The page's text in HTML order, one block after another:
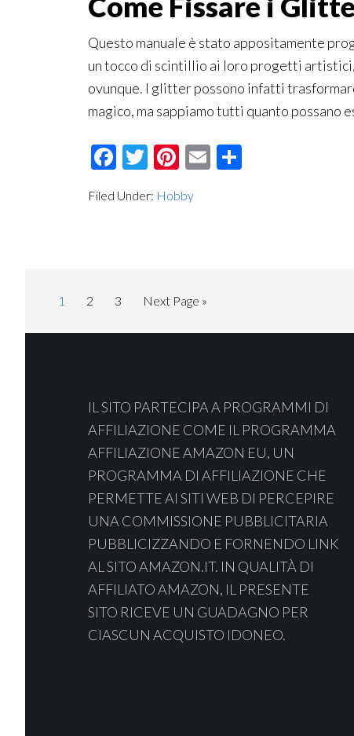
Questo manuale è stato appositamente
un tocco di scintillio ai loro progetti
ovunque. I glitter possono infatti
magico, ma sappiamo tutti quanto
Facebook
Twitter
Pinterest
Email
Filed Under: Hobby
Page
1 Page
2 Page
3
Go
Next Page »
IL SITO PARTECIPA A PROGRAMMI DI
AFFILIAZIONE COME IL PROGRAMMA
AFFILIAZIONE AMAZON EU, UN
PROGRAMMA DI AFFILIAZIONE CHE
PERMETTE AI SITI WEB DI PERCEPIRE
UNA COMMISSIONE PUBBLICITARIA
PUBBLICIZZANDO E FORNENDO LINK
AL SITO AMAZON.IT. IN QUALITÀ DI
AFFILIATO AMAZON, IL PRESENTE
SITO RICEVE UN GUADAGNO PER
CIASCUN ACQUISTO IDONEO.